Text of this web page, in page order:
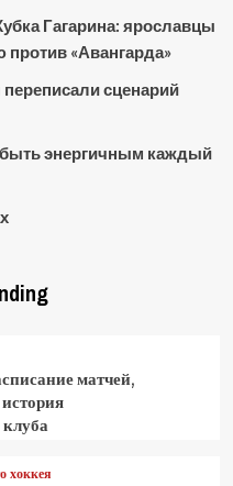
Гагарина: ярославцы
«Авангарда»
сценарий
быть энергичным каждый
матчей,
хоккея